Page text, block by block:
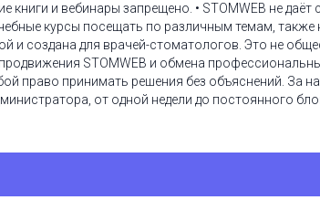
и вебинары запрещено. • STOMWEB не даёт
курсы посещать по различным темам, также
и создана для врачей-стоматологов. Это не
STOMWEB и обмена
право принимать решения без объяснений. За
от одной недели до постоянного